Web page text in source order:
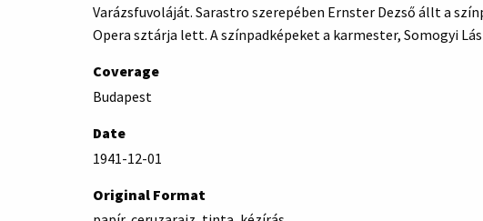
Varázsfuvoláját. Sarastro szerepében Ernster Dezső állt a
Opera sztárja lett. A színpadképeket a karmester, Somogyi
Coverage
Budapest
Date
1941-12-01
Original Format